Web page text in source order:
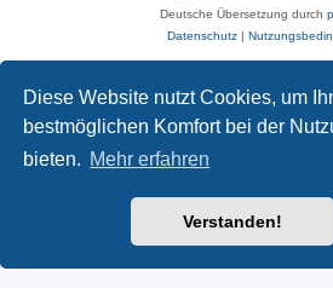
Diese Website nutzt Cookies, um
bestmöglichen Komfort bei der
bieten. Mehr erfahren
Verstanden!
Deutsche Übersetzung durch
Datenschutz|